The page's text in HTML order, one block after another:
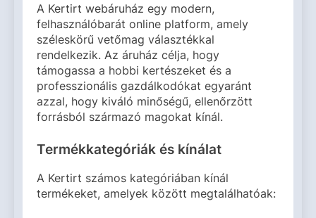
A Kertirt webáruház egy modern,
felhasználóbarát online platform, amely
széleskörű vetőmag választékkal
rendelkezik. Az áruház célja, hogy
támogassa a hobbi kertészeket és a
professzionális gazdálkodókat egyaránt
azzal, hogy kiváló minőségű, ellenőrzött
forrásból származó magokat kínál.
Termékkategóriák és kínálat
A Kertirt számos kategóriában kínál
termékeket, amelyek között megtalálhatóak: